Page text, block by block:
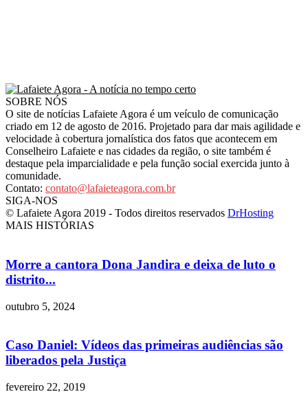
SOBRE NÓS
O site de notícias Lafaiete Agora é um veículo de comunicação
criado em 12 de agosto de 2016. Projetado para dar mais agilidade e
velocidade à cobertura jornalística dos fatos que acontecem em
Conselheiro Lafaiete e nas cidades da região, o site também é
destaque pela imparcialidade e pela função social exercida junto à
comunidade.
Contato: contato@lafaieteagora.com.br
SIGA-NOS
© Lafaiete Agora 2019 - Todos direitos reservados DrHosting
MAIS HISTÓRIAS
Morre a cantora Dona Jandira e deixa de luto o
distrito...
outubro 5, 2024
Caso Daniel: Vídeos das primeiras audiências são
liberados pela Justiça
fevereiro 22, 2019